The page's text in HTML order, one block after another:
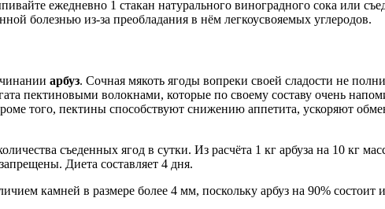
ежедневно 1 стакан натурального виноградного сока или
болезнью из-за преобладания в нём легкоусвояемых углеродов.
арбуз. Сочная мякоть ягоды вопреки своей сладости не
пектиновыми волокнами, которые по своему составу очень
того, пектины способствуют снижению аппетита, ускоряют
съеденных ягод в сутки. Из расчёта 1 кг арбуза на 10 кг
Диета составляет 4 дня.
камней в размере более 4 мм, поскольку арбуз на 90% состоит